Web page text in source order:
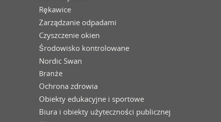
Rękawice
Zarządzanie odpadami
Czyszczenie okien
Środowisko kontrolowane
Nordic Swan
Branże
Ochrona zdrowia
Obiekty edukacyjne i sportowe
Biura i obiekty użyteczności publicznej